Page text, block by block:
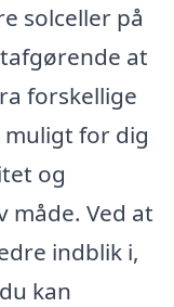
solceller på
at
forskellige
for dig
og
måde. Ved at
indblik i,
kan